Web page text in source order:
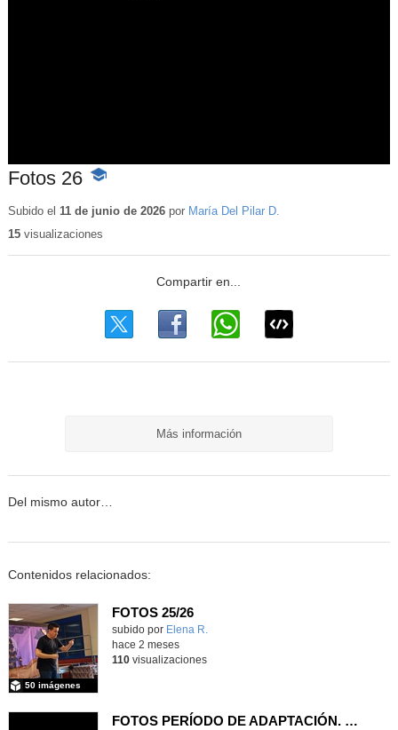
Fotos 26 -
educativo
Subido el 11 de junio de 2026por María Del Pilar D.
15visualizaciones
Más información
Del mismo autor…
Contenidos relacionados:
FOTOS 25/26
Contenido educativo.
subido por Elena R.
50 imágenes
hace 2 meses
110visualizaciones
FOTOS PERÍODO DE ADAPTACIÓN. CURSO 25/26